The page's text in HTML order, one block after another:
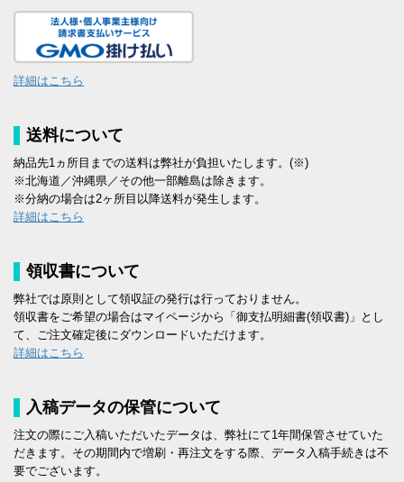
詳細はこちら
送料について
納品先1ヵ所目までの送料は弊社が負担いたします。(※)
※北海道／沖縄県／その他一部離島は除きます。
※分納の場合は2ヶ所目以降送料が発生します。
詳細はこちら
領収書について
弊社では原則として領収証の発行は行っておりません。
領収書をご希望の場合はマイページから「御支払明細書(領収書)」とし
て、ご注文確定後にダウンロードいただけます。
詳細はこちら
入稿データの保管について
注文の際にご入稿いただいたデータは、弊社にて1年間保管させていた
だきます。その期間内で増刷・再注文をする際、データ入稿手続きは不
要でございます。